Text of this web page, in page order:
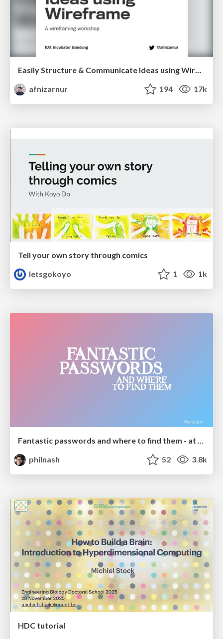
Easily Structure & Communicate Ideas using Wireframe
afnizarnur
194 17k
Tell your own story through comics
letsgokoyo
1 1k
Fantastic passwords and where to find them - at NoRuKo
philnash
52 3.8k
HDC tutorial